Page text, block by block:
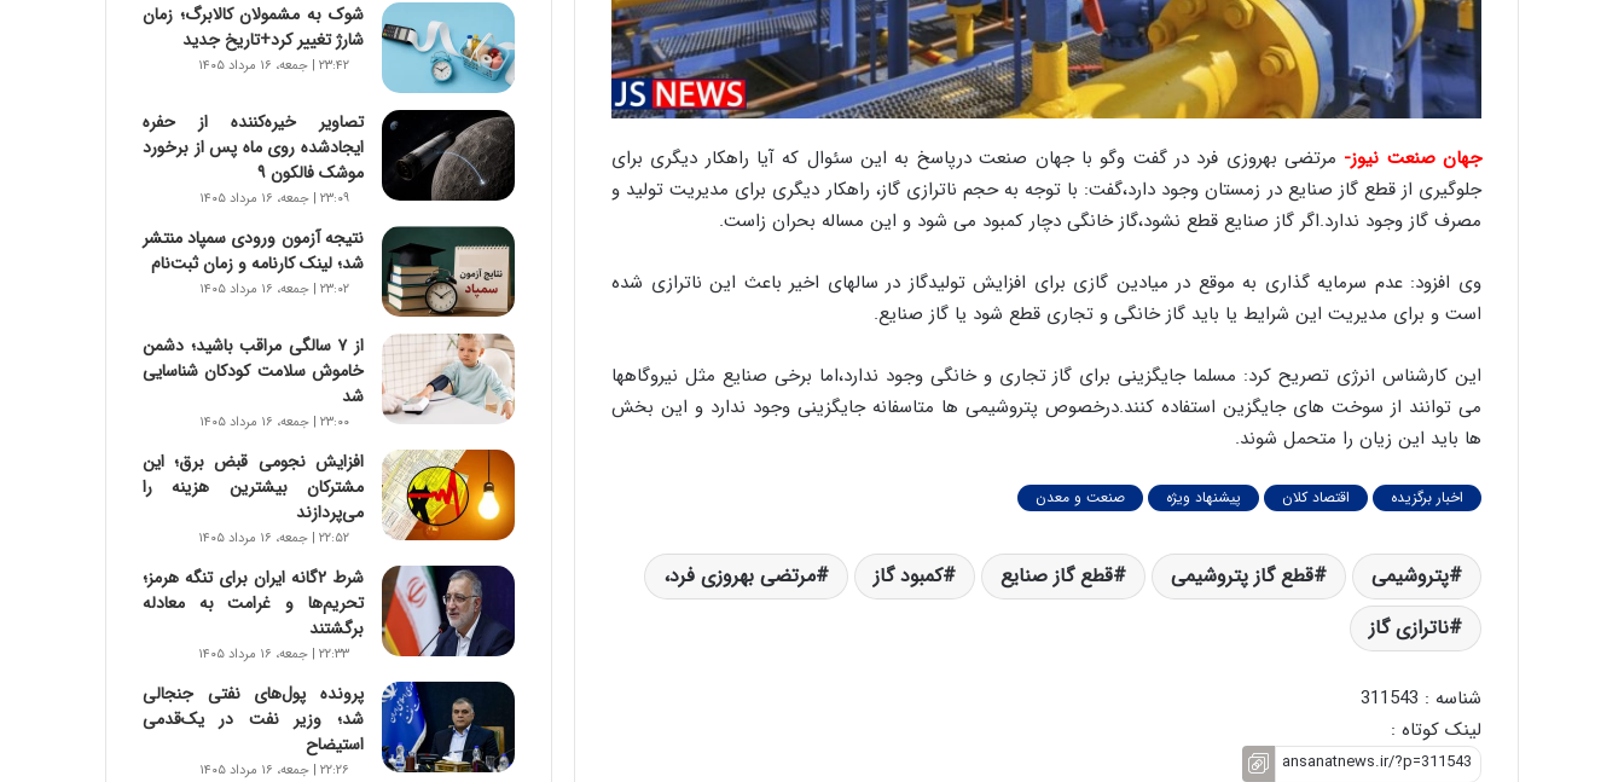
جهان صنعت نیوز- مرتضی بهروزی فرد در گفت وگو با جهان صنعت درپاسخ به این سئوال که آیا راهکار دیگری برای
جلوگیری از قطع گاز صنایع در زمستان وجود دارد،گفت: با توجه به حجم ناترازی گاز، راهکار دیگری برای مدیریت تولید و
مصرف گاز وجود ندارد.اگر گاز صنایع قطع نشود،گاز خانگی دچار کمبود می شود و این مساله بحران زاست.
وی افزود: عدم سرمایه گذاری به موقع در میادین گازی برای افزایش تولیدگاز در سالهای اخیر باعث این ناترازی شده
است و برای مدیریت این شرایط یا باید گاز خانگی و تجاری قطع شود یا گاز صنایع.
این کارشناس انرژی تصریح کرد: مسلما جایگزینی برای گاز تجاری و خانگی وجود ندارد،اما برخی صنایع مثل نیروگاهها
می توانند از سوخت های جایگزین استفاده کنند.درخصوص پتروشیمی ها متاسفانه جایگزینی وجود ندارد و این بخش
ها باید این زیان را متحمل شوند.
اخبار برگزیده اقتصاد کلان پیشنهاد ویژه صنعت و معدن
پتروشیمی قطع گاز پتروشیمی قطع گاز صنایع کمبود گاز
مرتضی بهروزی فرد،
ناترازی گاز
شناسه : 311543
لینک کوتاه :
و
د
ر
و
ر
و
ش
ن
س
ت
|
ر
ن
ا
م
ه
ج
ی
ا
ر
ا
ن‌
خ
د
شوک به مشمولان کالابرگ؛ زمان
شارژ تغییر کرد+تاریخ جدید
۲۳:۴۲ | جمعه، ۱۶ مرداد ۱۴۰۵
تصاویر خیره‌کننده از حفره
ایجادشده روی ماه پس از برخورد
موشک فالکون ۹
۲۳:۰۹ | جمعه، ۱۶ مرداد ۱۴۰۵
نتیجه آزمون ورودی سمپاد منتشر
شد؛ لینک کارنامه و زمان ثبت‌نام
۲۳:۰۲ | جمعه، ۱۶ مرداد ۱۴۰۵
از ۷ سالگی مراقب باشید؛ دشمن
خاموش سلامت کودکان شناسایی
شد
۲۳:۰۰ | جمعه، ۱۶ مرداد ۱۴۰۵
افزایش نجومی قبض برق؛ این
مشترکان بیشترین هزینه را
می‌پردازند
۲۲:۵۲ | جمعه، ۱۶ مرداد ۱۴۰۵
شرط ۲گانه ایران برای تنگه هرمز؛
تحریم‌ها و غرامت به معادله
برگشتند
۲۲:۳۳ | جمعه، ۱۶ مرداد ۱۴۰۵
پرونده پول‌های نفتی جنجالی
شد؛ وزیر نفت در یک‌قدمی
استیضاح
۲۲:۲۶ | جمعه، ۱۶ مرداد ۱۴۰۵